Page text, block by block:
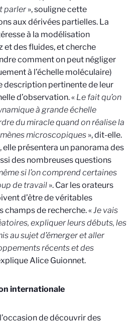
parler », souligne cette
aux dérivées partielles. La
à la modélisation
et des fluides, et cherche
comment on peut négliger
à l’échelle moléculaire)
description pertinente de leur
d’observation. « Le fait qu’on
à grande échelle
du miracle quand on réalise la
microscopiques », dit-elle.
elle présentera un panorama des
des nombreuses questions
si l’on comprend certaines
de travail ». Car les orateurs
d’être de véritables
champs de recherche. « Je vais
expliquer leurs débuts, les
au sujet d’émerger et aller
récents et des
Alice Guionnet.
internationale
de découvrir des